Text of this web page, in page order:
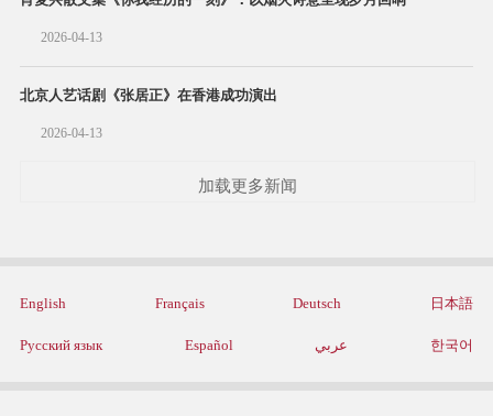
2026-04-13
北京人艺话剧《张居正》在香港成功演出
2026-04-13
加载更多新闻
English Français Deutsch 日本語
Русский язык Español عربي 한국어